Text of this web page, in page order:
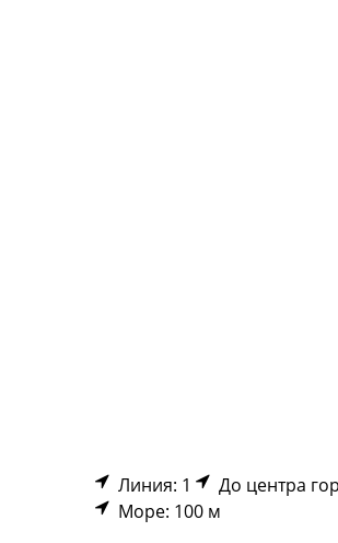
Линия: 1 До центра
Море: 100 м